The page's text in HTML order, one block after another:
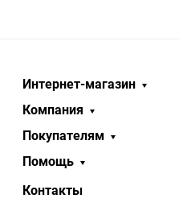
Интернет-магазин
Компания
Покупателям
Помощь
Контакты